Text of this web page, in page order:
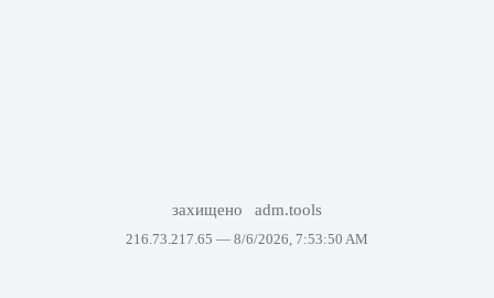
захищено adm.tools
216.73.217.65 — 8/6/2026, 7:53:50 AM